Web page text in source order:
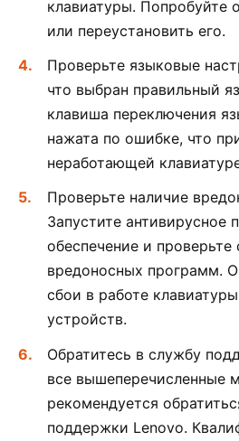
клавиатуры. Попробуйте
или переустановить его.
Проверьте языковые
что выбран правильный
клавиша переключения
нажата по ошибке, что
неработающей
Проверьте наличие
Запустите антивирусное
обеспечение и
вредоносных программ.
сбои в работе
устройств.
Обратитесь в службу
все вышеперечисленные
рекомендуется
поддержки Lenovo.